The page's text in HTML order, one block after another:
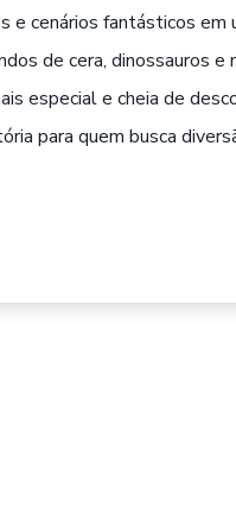
e cenários fantásticos em
de cera, dinossauros e
especial e cheia de
para quem busca